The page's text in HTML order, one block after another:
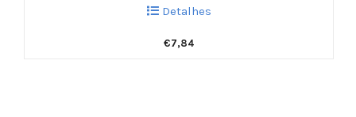
Detalhes
€7,84